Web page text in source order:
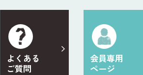
よくある
ご質問
会員専用
ページ